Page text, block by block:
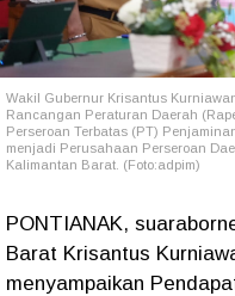
Wakil Gubernur Krisantus
Rancangan Peraturan Daerah
Perseroan Terbatas (PT)
menjadi Perusahaan Perseroan
Kalimantan Barat. (Foto:adpim)
PONTIANAK,
Barat Krisantus
menyampaikan